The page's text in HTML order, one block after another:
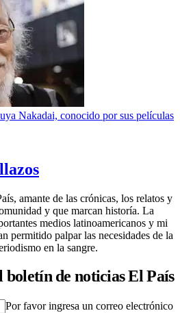
Nakadai, conocido por sus películas
amante de las crónicas, los relatos y
y que marcan historía. La
medios latinoamericanos y mi
permitido palpar las necesidades de la
en la sangre.
de noticias El País
Por favor ingresa un correo electrónico